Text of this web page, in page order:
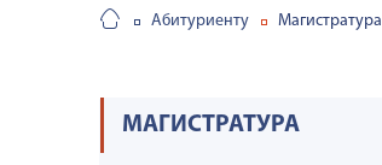
Абитуриенту Магистратура
МАГИСТРАТУРА